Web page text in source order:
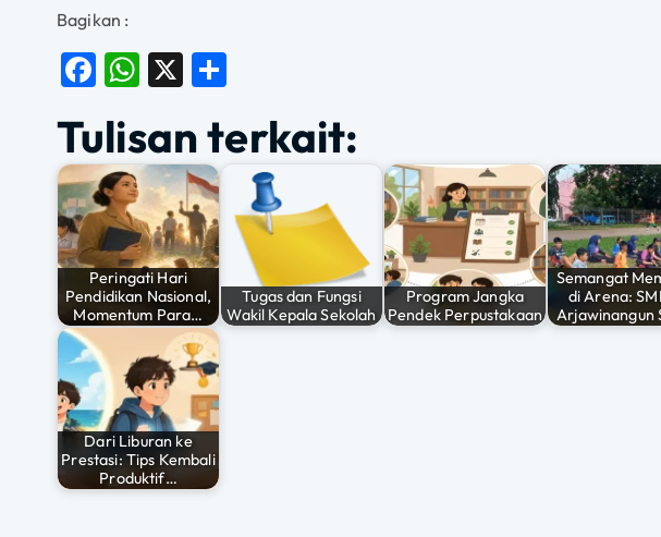
Bagikan :
F
c
e
b
o
o
k
W
at
s
A
p
p
X
a
re
Tulisan terkait:
Peringati Hari
Pendidikan Nasional,
Momentum Para…
Tugas dan Fungsi
Wakil Kepala Sekolah
Program Jangka
Pendek Perpustakaan
Semangat
di Arena:
Arjawinangun
Dari Liburan ke
Prestasi: Tips Kembali
Produktif…